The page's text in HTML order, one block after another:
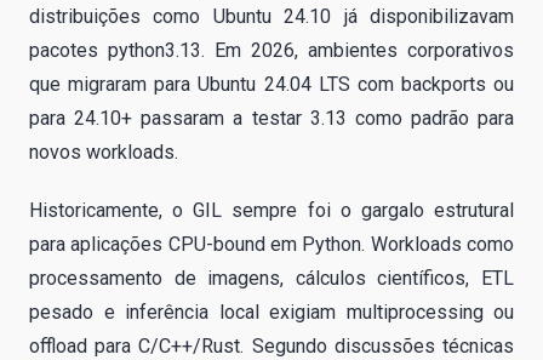
distribuições como Ubuntu 24.10 já disponibilizavam
pacotes python3.13. Em 2026, ambientes corporativos
que migraram para Ubuntu 24.04 LTS com backports ou
para 24.10+ passaram a testar 3.13 como padrão para
novos workloads.
Historicamente, o GIL sempre foi o gargalo estrutural
para aplicações CPU-bound em Python. Workloads como
processamento de imagens, cálculos científicos, ETL
pesado e inferência local exigiam multiprocessing ou
offload para C/C++/Rust. Segundo discussões técnicas